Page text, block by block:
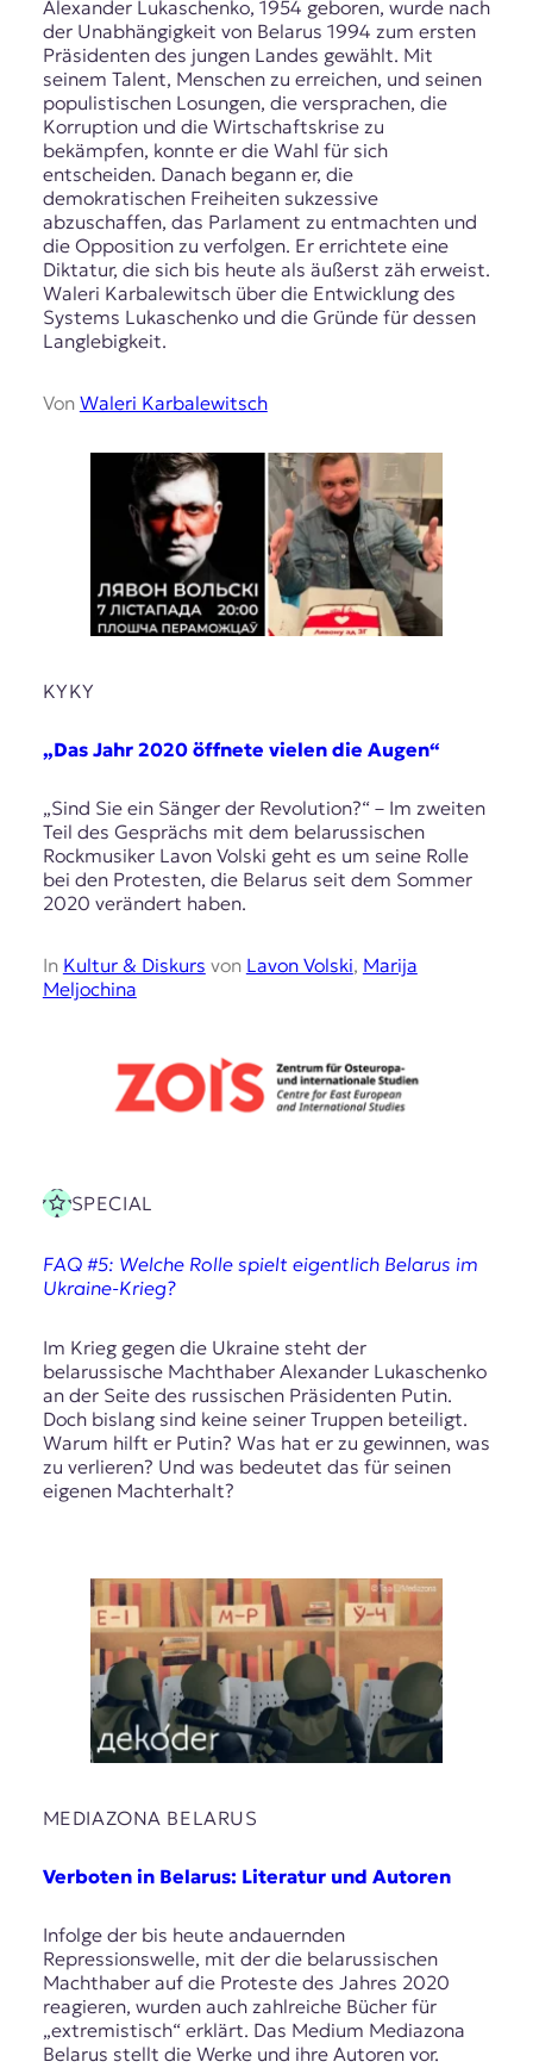
Alexander Lukaschenko, 1954 geboren, wurde nach
der Unabhängigkeit von Belarus 1994 zum ersten
Präsidenten des jungen Landes gewählt. Mit
seinem Talent, Menschen zu erreichen, und seinen
populistischen Losungen, die versprachen, die
Korruption und die Wirtschaftskrise zu
bekämpfen, konnte er die Wahl für sich
entscheiden. Danach begann er, die
demokratischen Freiheiten sukzessive
abzuschaffen, das Parlament zu entmachten und
die Opposition zu verfolgen. Er errichtete eine
Diktatur, die sich bis heute als äußerst zäh erweist.
Waleri Karbalewitsch über die Entwicklung des
Systems Lukaschenko und die Gründe für dessen
Langlebigkeit.
Von Waleri Karbalewitsch
KYKY
„Das Jahr 2020 öffnete vielen die Augen“
„Sind Sie ein Sänger der Revolution?“ – Im zweiten
Teil des Gesprächs mit dem belarussischen
Rockmusiker Lavon Volski geht es um seine Rolle
bei den Protesten, die Belarus seit dem Sommer
2020 verändert haben.
In Kultur & Diskurs von Lavon Volski, Marija
Meljochina
SPECIAL
FAQ #5: Welche Rolle spielt eigentlich Belarus im
Ukraine-Krieg?
Im Krieg gegen die Ukraine steht der
belarussische Machthaber Alexander Lukaschenko
an der Seite des russischen Präsidenten Putin.
Doch bislang sind keine seiner Truppen beteiligt.
Warum hilft er Putin? Was hat er zu gewinnen, was
zu verlieren? Und was bedeutet das für seinen
eigenen Machterhalt?
MEDIAZONA BELARUS
Verboten in Belarus: Literatur und Autoren
Infolge der bis heute andauernden
Repressionswelle, mit der die belarussischen
Machthaber auf die Proteste des Jahres 2020
reagieren, wurden auch zahlreiche Bücher für
„extremistisch“ erklärt. Das Medium Mediazona
Belarus stellt die Werke und ihre Autoren vor.